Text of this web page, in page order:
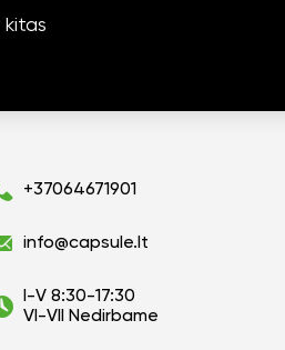
kitas
+37064671901
info@capsule.lt
I-V 8:30-17:30
VI-VII Nedirbame